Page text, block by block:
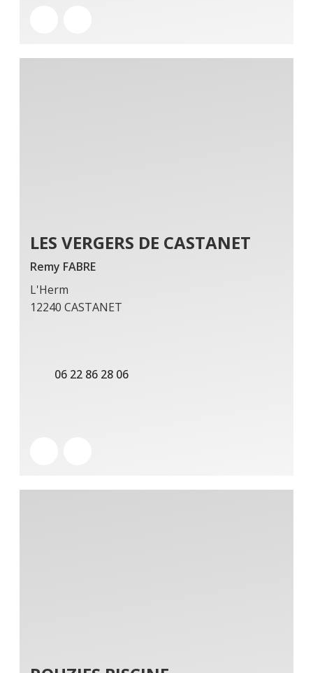
LES VERGERS DE CASTANET
Remy FABRE
L'Herm
12240 CASTANET
06 22 86 28 06